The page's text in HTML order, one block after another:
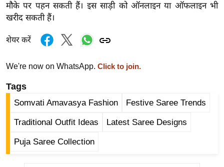
म
नो
ज
ज
ग
त
ली
वु
मौके पर पहन सकती हैं। इस साड़ी को ऑनलाइन या ऑफलाइन भी
खरीद सकती हैं।
शेयर करें
We're now on WhatsApp. Click to join.
Tags
Somvati Amavasya Fashion Festive Saree Trends
Traditional Outfit Ideas Latest Saree Designs
Puja Saree Collection